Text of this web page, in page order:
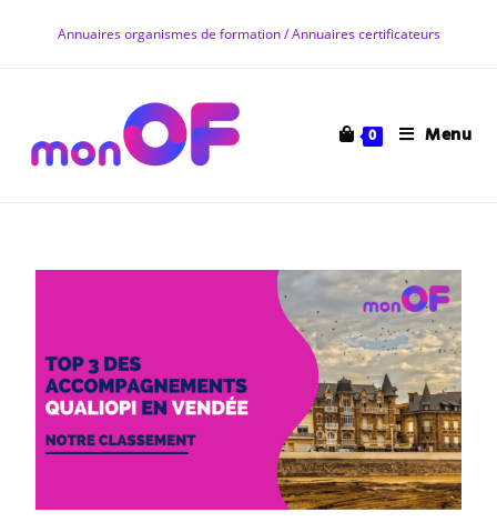
Annuaires organismes de formation / Annuaires certificateurs
0 Menu